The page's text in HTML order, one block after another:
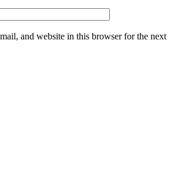
and website in this browser for the next